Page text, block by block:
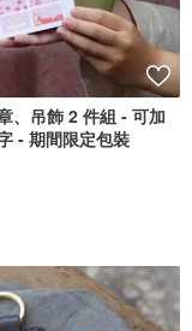
、吊飾 2 件組 - 可加
- 期間限定包裝